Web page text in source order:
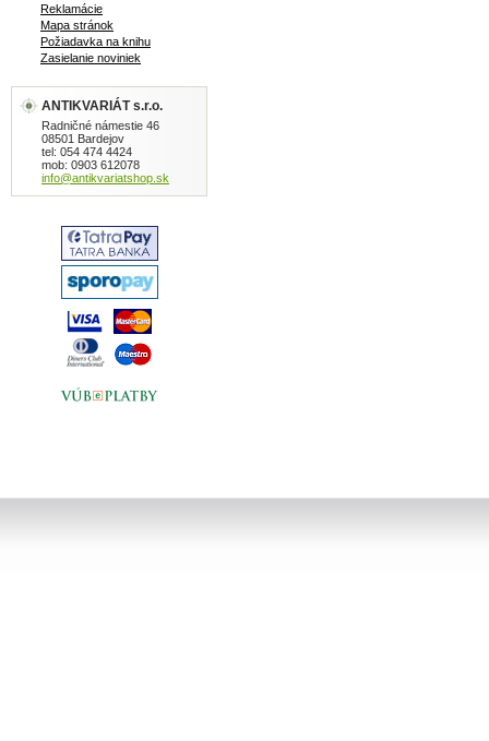
Reklamácie
Mapa stránok
Požiadavka na knihu
Zasielanie noviniek
ANTIKVARIÁT s.r.o.
Radničné námestie 46
08501 Bardejov
tel: 054 474 4424
mob: 0903 612078
info@antikvariatshop.sk